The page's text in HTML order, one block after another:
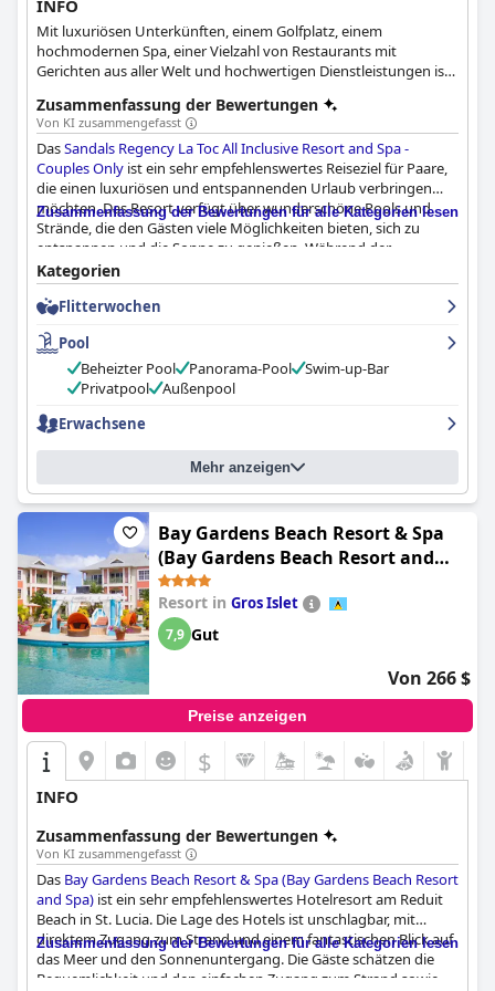
INFO
Mit luxuriösen Unterkünften, einem Golfplatz, einem
hochmodernen Spa, einer Vielzahl von Restaurants mit
Gerichten aus aller Welt und hochwertigen Dienstleistungen ist
und luxuriösen Urlaub.
Zusammenfassung der Bewertungen
Von KI zusammengefasst
DasSandals Regency La Toc All Inclusive Resort and Spa -
Couples Only ist ein sehr empfehlenswertes Reiseziel für Paare,
die einen luxuriösen und entspannenden Urlaub verbringen
möchten. Das Resort verfügt über wunderschöne Pools und
Strände, die den Gästen viele Möglichkeiten bieten, sich zu
entspannen und die Sonne zu genießen. Während der
Hauptpool zuweilen überfüllt sein kann, gibt es eine zweite
Option mit atemberaubender Aussicht. Der Poolbereich bietet
bequeme Sitzgelegenheiten, obwohl einige Gäste berichtet
haben, dass er rutschig sein kann. Die Butlers reservieren einige
der besten Stühle früh am Tag, aber die Strände sind immer
noch spektakulär mit aggressiver Brandung. Die Kulisse am
Strand ist einfach wunderschön und die Gäste können gar nicht
Pool kann für Nicht-Butler-Gäste begrenzt und uneinheitlich
sein, aber das tut dem Gesamterlebnis keinen Abbruch.
Zusammenfassung der Bewertungen für alle Kategorien lesen
Kategorien
Flitterwochen
Pool
Beheizter Pool
Panorama-Pool
Swim-up-Bar
Privatpool
Außenpool
Erwachsene
Mehr anzeigen
Bay Gardens Beach Resort & Spa
(Bay Gardens Beach Resort and
Spa)
Resort in Gros Islet
7,9 Gut
Von 266 $
Preise anzeigen
$
INFO
Zusammenfassung der Bewertungen
Von KI zusammengefasst
Das Bay Gardens Beach Resort & Spa (Bay Gardens Beach Resort
and Spa) ist ein sehr empfehlenswertes Hotelresort am Reduit
Beach in St. Lucia. Die Lage des Hotels ist unschlagbar, mit
direktem Zugang zum Strand und einem fantastischen Blick auf
das Meer und den Sonnenuntergang. Die Gäste schätzen die
Bequemlichkeit und den einfachen Zugang zum Strand sowie
Zusammenfassung der Bewertungen für alle Kategorien lesen